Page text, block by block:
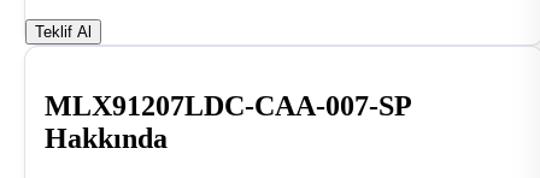
Teklif Al
MLX91207LDC-CAA-007-SP
Hakkında